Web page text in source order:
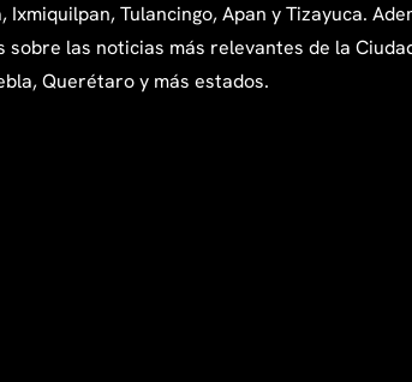
Ixmiquilpan, Tulancingo, Apan y Tizayuca.
sobre las noticias más relevantes de la
Querétaro y más estados.